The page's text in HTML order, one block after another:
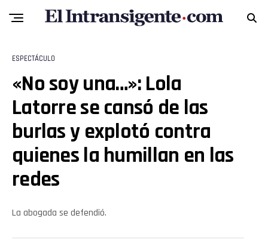
ESPECTÁCULO
«No soy una…»: Lola
Latorre se cansó de las
burlas y explotó contra
quienes la humillan en las
redes
La abogada se defendió.